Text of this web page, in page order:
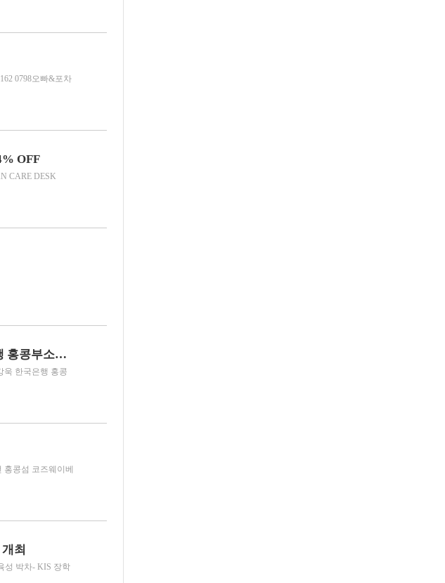
0798오빠&포차
OFF
CARE DESK
홍콩한국국제학교, 경제 특강 개최 최강욱 한국은행 홍콩부소장, KIS 학생들과 글로벌 경제 흐름 짚다
한국은행 홍콩
콩섬 코즈웨이베
최
성 박차- KIS 장학